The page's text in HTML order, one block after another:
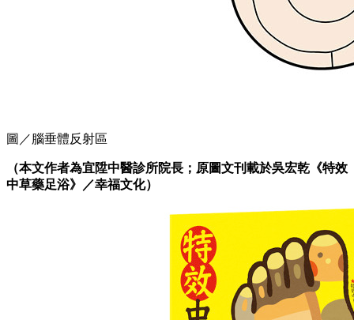
圖／腦垂體反射區
（本文作者為宜陞中醫診所院長；原圖文刊載於吳宏乾《特效
中草藥足浴》／幸福文化）